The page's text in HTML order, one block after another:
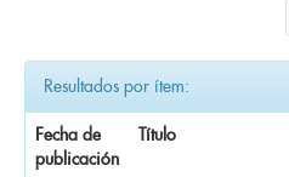
Resultados por ítem:
Fecha de
publicación
Título